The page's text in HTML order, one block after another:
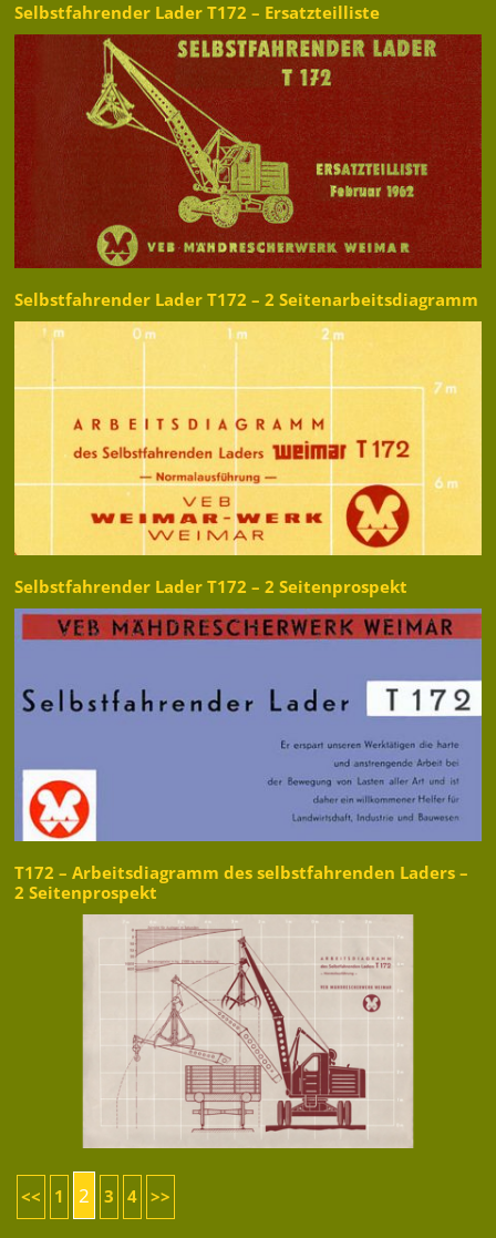
Selbstfahrender Lader T172 – Ersatzteilliste
Selbstfahrender Lader T172 – 2 Seitenarbeitsdiagramm
Selbstfahrender Lader T172 – 2 Seitenprospekt
T172 – Arbeitsdiagramm des selbstfahrenden Laders –
2 Seitenprospekt
<< 1 2 3 4 >>